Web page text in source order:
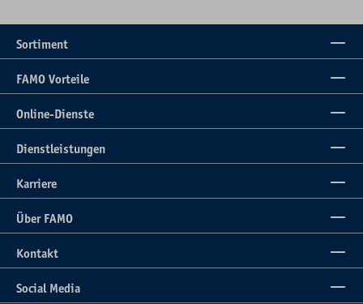
Sortiment
FAMO Vorteile
Online-Dienste
Dienstleistungen
Karriere
Über FAMO
Kontakt
Social Media